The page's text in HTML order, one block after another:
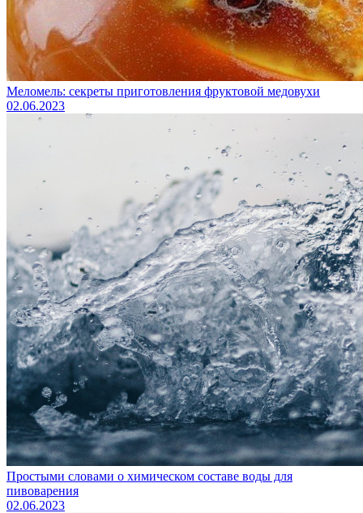
Меломель: секреты приготовления фруктовой медовухи
02.06.2023
Простыми словами о химическом составе воды для
пивоварения
02.06.2023